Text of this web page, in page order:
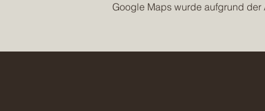
Google Maps wurde aufgrund